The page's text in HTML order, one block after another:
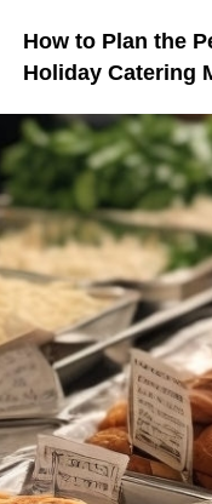
How to Plan the
Holiday Catering